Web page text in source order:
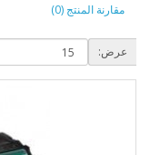
مقارنة المنتج (0)
عرض: